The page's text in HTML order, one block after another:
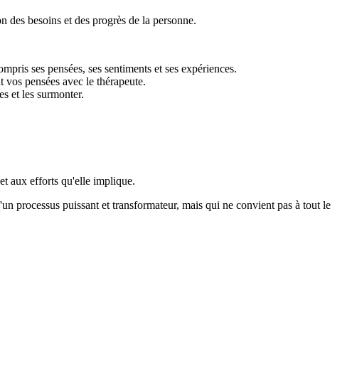
besoins et des progrès de la personne.
ses pensées, ses sentiments et ses expériences.
pensées avec le thérapeute.
et les surmonter.
aux efforts qu'elle implique.
processus puissant et transformateur, mais qui ne convient pas à tout le